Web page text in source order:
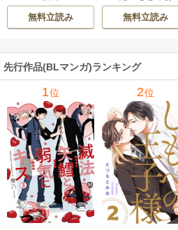
版】
無料立読み
け付き特装版】
無料立読み
先行作品(BLマンガ)ランキング
1位 2位